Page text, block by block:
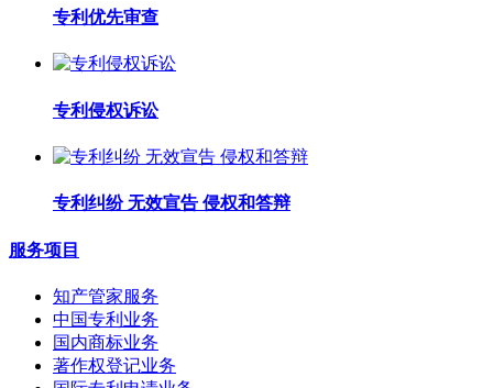
专利优先审查
专利侵权诉讼
专利纠纷 无效宣告 侵权和答辩
服务项目
知产管家服务
中国专利业务
国内商标业务
著作权登记业务